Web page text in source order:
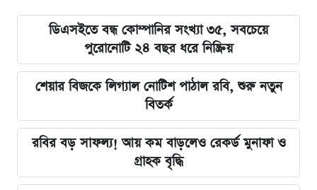
ডিএসইতে বন্ধ কোম্পানির সংখ্যা ৩৫, সবচেয়ে
পুরোনোটি ২৪ বছর ধরে নিষ্ক্রিয়
শেয়ার বিজকে লিগ্যাল নোটিশ পাঠাল রবি, শুরু নতুন
বিতর্ক
রবির বড় সাফল্য! আয় কম বাড়লেও রেকর্ড মুনাফা ও
গ্রাহক বৃদ্ধি